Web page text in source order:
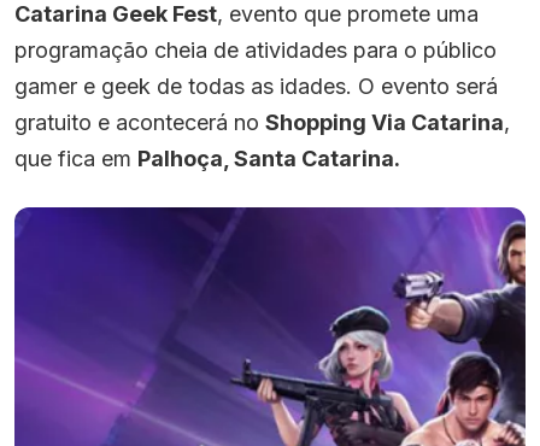
Catarina Geek Fest, evento que promete uma
programação cheia de atividades para o público
gamer e geek de todas as idades. O evento será
gratuito e acontecerá no Shopping Via Catarina,
que fica em Palhoça, Santa Catarina.